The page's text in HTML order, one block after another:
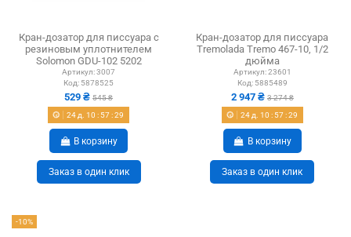
Кран-дозатор для писсуара с
резиновым уплотнителем
Solomon GDU-102 5202
Артикул:3007
Код: 5878525
529 ₴545 ₴
24 д. 10 : 57:28
В корзину
Заказ в один клик
Кран-дозатор для писсуара
Tremolada Тremo 467-10, 1/2
дюйма
Артикул:23601
Код: 5885489
2 947 ₴ 3 274 ₴
24д. 10 : 57:28
В корзину
Заказ в один клик
-10%